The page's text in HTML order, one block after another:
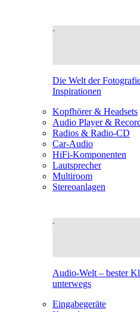
Die Welt der
Inspirationen
Kopfhörer & Headsets
Audio Player &
Radios & Radio-CD
Car-Audio
HiFi-Komponenten
Lautsprecher
Multiroom
Stereoanlagen
Audio-Welt – bester
unterwegs
Eingabegeräte